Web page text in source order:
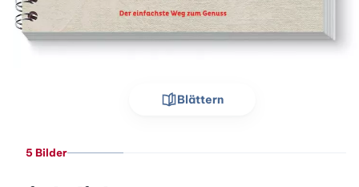
Blättern
5 Bilder